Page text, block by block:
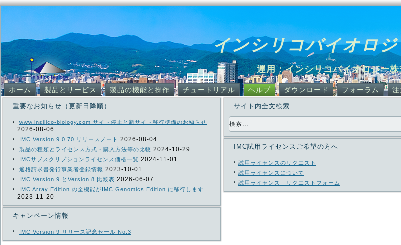
インシリコバイオロジ
運用：インシリコバイオロジー
ホーム 製品とサービス 製品の機能と操作 チュートリアル ヘルプ ダウンロード フォーラム 注
重要なお知らせ（更新日降順）
www.insilico-biology.com サイト停止と新サイト移行準備のお知らせ
2026-08-06
IMC Version 9.0.70 リリースノート 2026-08-04
製品の種類とライセンス方式・購入方法等の比較 2024-10-29
IMCサブスクリプションライセンス価格一覧 2024-11-01
適格請求書発行事業者登録情報 2023-10-01
IMC Version 9 とVersion 8 比較表 2026-06-07
IMC Array Edition の全機能がIMC Genomics Edition に移行します
2023-11-20
キャンペーン情報
IMC Version 9 リリース記念セール No.3
サイト内全文検索
IMC試用ライセンスご希望の方へ
試用ライセンスのリクエスト
試用ライセンスについて
試用ライセンス リクエストフォーム